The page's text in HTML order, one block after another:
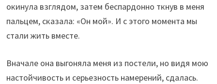
окинула взглядом, затем беспардонно ткнув в меня
пальцем, сказала: «Он мой». И с этого момента мы
стали жить вместе.
Вначале она выгоняла меня из постели, но видя мою
настойчивость и серьезность намерений, сдалась.